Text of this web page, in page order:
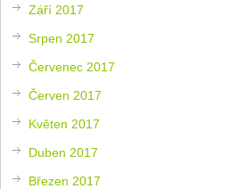
Září 2017
Srpen 2017
Červenec 2017
Červen 2017
Květen 2017
Duben 2017
Březen 2017